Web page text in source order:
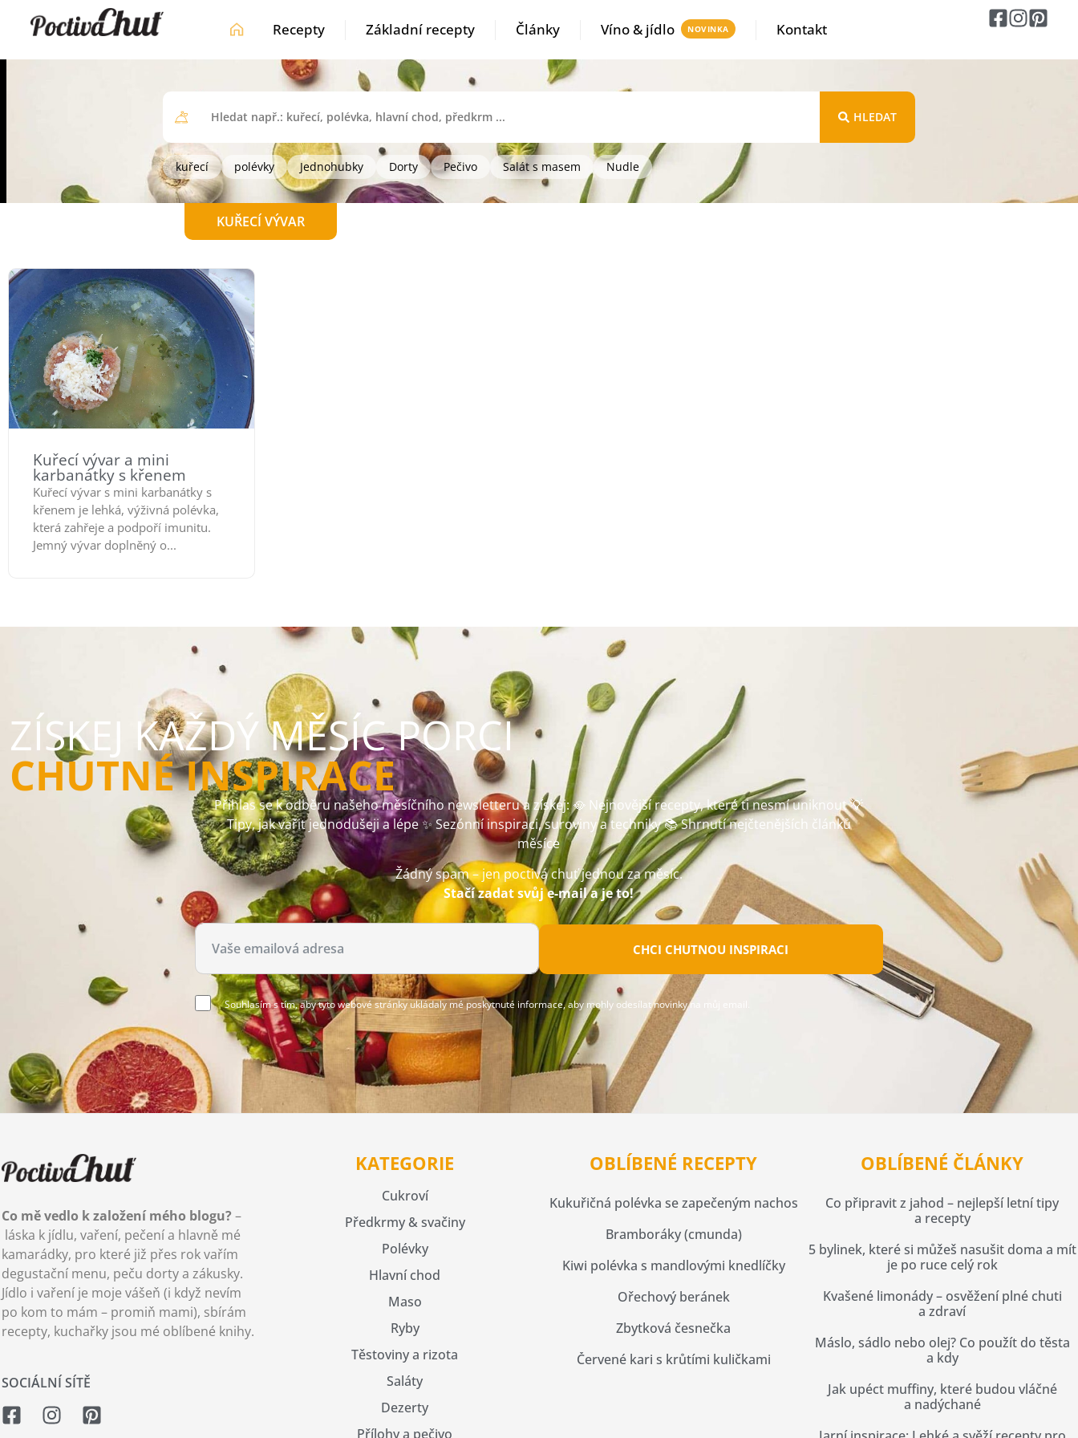
Recepty Základní recepty Články Víno & jídlo Kontakt
HLEDAT
kuřecí polévky Jednohubky Dorty Pečivo Salát s masem Nudle
KUŘECÍ VÝVAR
Kuřecí vývar a mini
karbanátky s křenem
Kuřecí vývar s mini karbanátky s
křenem je lehká, výživná polévka,
která zahřeje a podpoří imunitu.
Jemný vývar doplněný o...
ZÍSKEJ KAŽDÝ MĚSÍC PORCI
CHUTNÉ INSPIRACE
Přihlas se k odběru našeho měsíčního newsletteru a získej: 🥘 Nejnovější recepty, které ti nesmí uniknout 💡
Tipy, jak vařit jednodušeji a lépe ✨ Sezónní inspiraci, suroviny a techniky 📚 Shrnutí nejčtenějších článků
měsíce
Žádný spam – jen poctivá chuť jednou za měsíc.
Stačí zadat svůj e-mail a je to!
CHCI CHUTNOU INSPIRACI
Souhlasím s tím, aby tyto webové stránky ukládaly mé poskytnuté informace, aby mohly odesílat novinky na můj email.
Co mě vedlo k založení mého blogu? –
láska k jídlu, vaření, pečení a hlavně mé
kamarádky, pro které již přes rok vařím
degustační menu, peču dorty a zákusky.
Jídlo i vaření je moje vášeň (i když nevím
po kom to mám – promiň mami), sbírám
recepty, kuchařky jsou mé oblíbené knihy.
SOCIÁLNÍ SÍTĚ
KATEGORIE
Cukroví
Předkrmy & svačiny
Polévky
Hlavní chod
Maso
Ryby
Těstoviny a rizota
Saláty
Dezerty
Přílohy a pečivo
OBLÍBENÉ RECEPTY
Kukuřičná polévka se zapečeným nachos
Bramboráky (cmunda)
Kiwi polévka s mandlovými knedlíčky
Ořechový beránek
Zbytková česnečka
Červené kari s krůtími kuličkami
OBLÍBENÉ ČLÁNKY
Co připravit z jahod – nejlepší letní tipy
a recepty
5 bylinek, které si můžeš nasušit doma a mít
je po ruce celý rok
Kvašené limonády – osvěžení plné chuti
a zdraví
Máslo, sádlo nebo olej? Co použít do těsta
a kdy
Jak upéct muffiny, které budou vláčné
a nadýchané